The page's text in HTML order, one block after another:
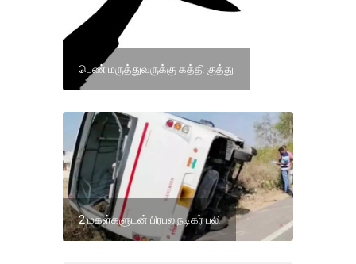
பெண் மருத்துவருக்கு கத்தி குத்து
2 மகள்களுடன் பிரபல நடிகர் பலி